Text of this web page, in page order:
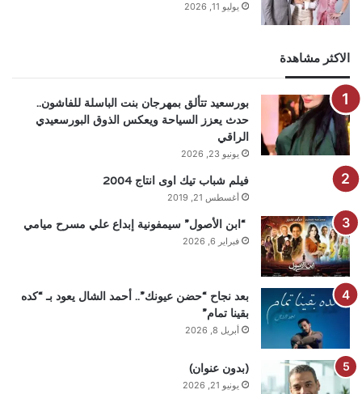
يوليو 11, 2026
الاكثر مشاهدة
بورسعيد تتألق بمهرجان بنت الباسلة للفاشون..
حدث يعزز السياحة ويعكس الذوق البورسعيدي
الراقي
يونيو 23, 2026
فيلم شباب تيك اوى انتاج 2004
أغسطس 21, 2019
“ابن الأصول” سيمفونية إبداع علي مسرح ميامي
فبراير 6, 2026
بعد نجاح “حضن عيونك”.. أحمد الشال يعود بـ “كده
بقينا تمام”
أبريل 8, 2026
(بدون عنوان)
يونيو 21, 2026